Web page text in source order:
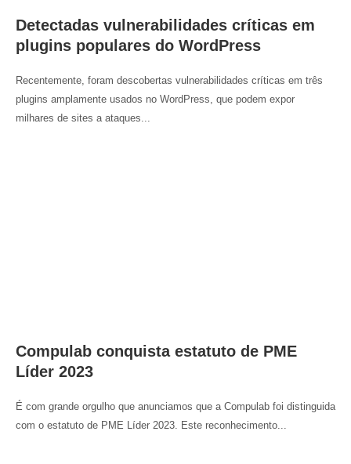
Detectadas vulnerabilidades críticas em
plugins populares do WordPress
Recentemente, foram descobertas vulnerabilidades críticas em três
plugins amplamente usados no WordPress, que podem expor
milhares de sites a ataques...
Compulab conquista estatuto de PME
Líder 2023
É com grande orgulho que anunciamos que a Compulab foi distinguida
com o estatuto de PME Líder 2023. Este reconhecimento...